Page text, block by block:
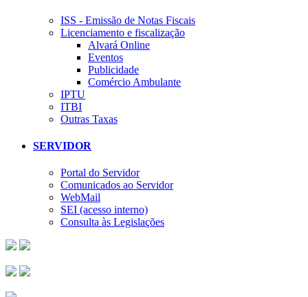
ISS - Emissão de Notas Fiscais
Licenciamento e fiscalização
Alvará Online
Eventos
Publicidade
Comércio Ambulante
IPTU
ITBI
Outras Taxas
SERVIDOR
Portal do Servidor
Comunicados ao Servidor
WebMail
SEI (acesso interno)
Consulta às Legislações